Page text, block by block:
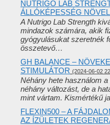
NUTRIGO LAB
ÁLLÓKÉPESSÉG
A Nutrigo Lab Strength
mindazok számára, akik
gyógyulásukat szeretnék
összetevő…
GH BALANCE –
STIMULÁTOR (2024-06-02
Néhány hete használom
néhány változást, de a
mint vártam. Kismértékű
FLEXIN500 – A
AZ ÍZÜLETEK